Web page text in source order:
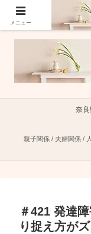
奈良県生駒市で親子関係
奈
親子関係 / 夫婦関係 /
＃421 発達
り捉え方が
メニュー